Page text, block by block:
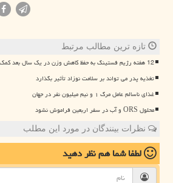
تازه ترین مطالب مرتبط
12 هفته رژیم فستینگ به حفظ کاهش وزن در یک سال بعد کمک نماید
تغذیه پدر می تواند بر سلامت نوزاد تأثیر بگذارد
غذای ناسالم عامل مرگ ۱ و نیم میلیون نفر در جهان
محلول ORS و آب در سفر اربعین فراموش نشود
نظرات بینندگان در مورد این مطلب
لطفا شما همنظر دهید